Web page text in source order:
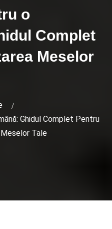
o
Complet
Meselor
Ghidul Complet Pentru
Tale